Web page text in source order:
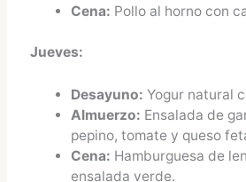
Cena: Pollo al horno con
Jueves:
Desayuno: Yogur natural
Almuerzo: Ensalada de
pepino, tomate y queso
Cena: Hamburguesa de
ensalada verde.